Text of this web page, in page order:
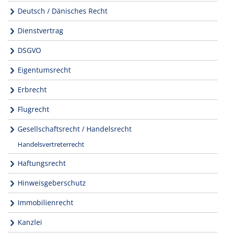
Deutsch / Dänisches Recht
Dienstvertrag
DSGVO
Eigentumsrecht
Erbrecht
Flugrecht
Gesellschaftsrecht / Handelsrecht
Handelsvertreterrecht
Haftungsrecht
Hinweisgeberschutz
Immobilienrecht
Kanzlei